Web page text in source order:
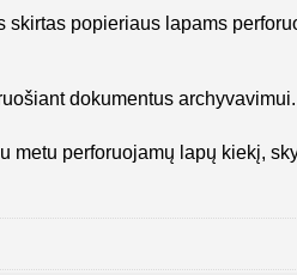
popieriaus lapams
dokumentus archyvavimui.
metu perforuojamų lapų kiekį,